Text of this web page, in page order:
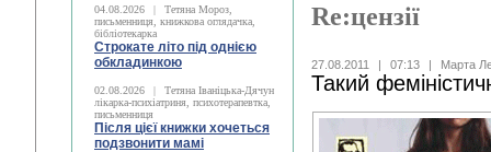
04.08.2026 |
Тетяна Мороз,
письменниця, книжкова оглядачка,
бібліотекарка
Строкате літо під однією
обкладинкою
02.08.2026 |
Тетяна Іваніцька-Дячун
лікарка-психіатриня, психотерапевтка,
письменниця
Після цієї книжки хочеться
подзвонити мамі
Re:цензії
27.08.2011 | 07:13 | Марта
Такий